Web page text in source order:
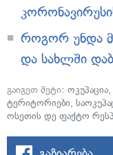
როგორ უნდა
და სახლში
გაიგეთ მეტი: ოკუპაცია,
ტერიტორიები,
ოსეთის დე ფაქტო